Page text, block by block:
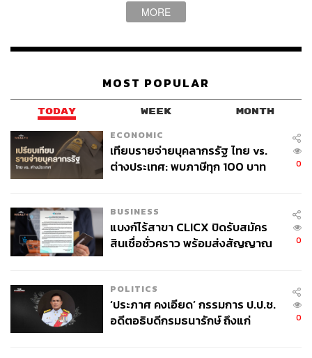
MORE
MOST POPULAR
TODAY WEEK MONTH
ECONOMIC
เทียบรายจ่ายบุคลากรรัฐ ไทย vs.
ต่างประเทศ: พบภาษีทุก 100 บาท
0
BUSINESS
แบงก์ไร้สาขา CLICX ปิดรับสมัคร
สินเชื่อชั่วคราว พร้อมส่งสัญญาณ
0
POLITICS
‘ประภาศ คงเอียด’ กรรมการ ป.ป.ช.
อดีตอธิบดีกรมธนารักษ์ ถึงแก่
0